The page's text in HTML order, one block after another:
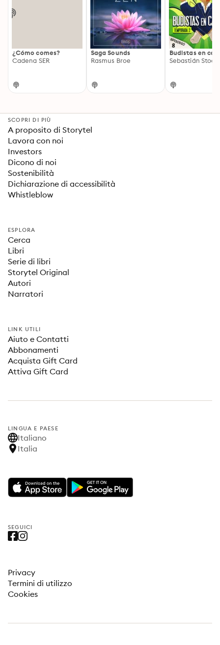
¿Cómo comes?
Cadena SER
Saga Sounds
Rasmus Broe
Budistas en
Sebastián
SCOPRI DI PIÙ
A proposito di Storytel
Lavora con noi
Investors
Dicono di noi
Sostenibilità
Dichiarazione di accessibilità
Whistleblow
ESPLORA
Cerca
Libri
Serie di libri
Storytel Original
Autori
Narratori
LINK UTILI
Aiuto e Contatti
Abbonamenti
Acquista Gift Card
Attiva Gift Card
LINGUA E PAESE
Italiano
Italia
SEGUICI
Privacy
Termini di utilizzo
Cookies